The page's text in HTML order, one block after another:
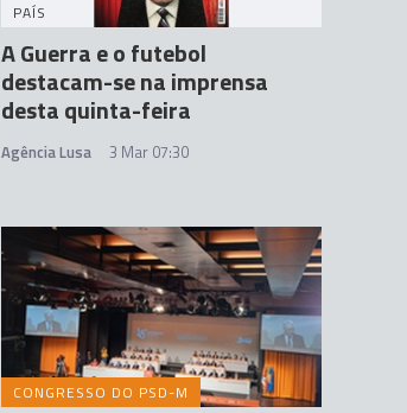
PAÍS
A Guerra e o futebol
destacam-se na imprensa
desta quinta-feira
Agência Lusa 3 Mar 07:30
CONGRESSO DO PSD-M